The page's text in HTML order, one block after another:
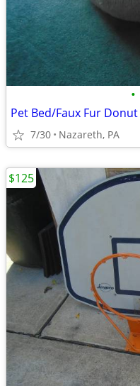
•
Pet Bed/Faux Fur
7/30 Nazareth, PA
$125